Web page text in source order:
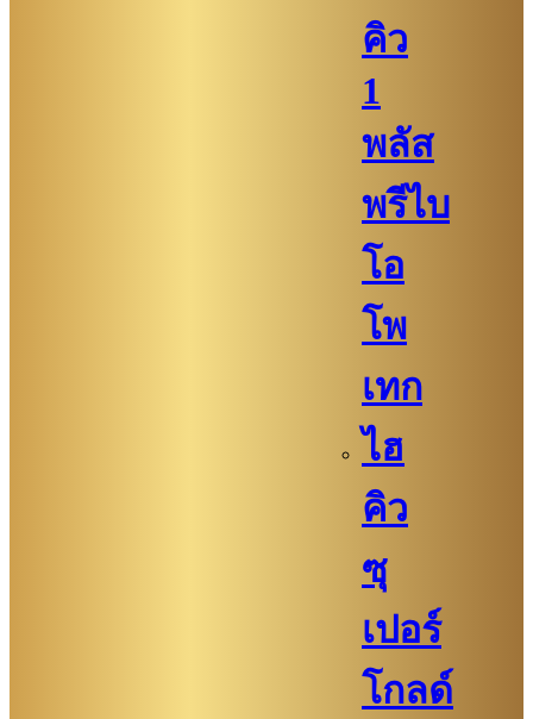
คิว​​
1
พลัส
พรีไบ
โอ
โพ
เทก
ไฮ
คิว​​
ซุ
เปอร์
โกลด์